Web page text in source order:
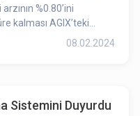
%0.80’ini
kalması AGIX’teki
08.02.2024
Sistemini Duyurdu